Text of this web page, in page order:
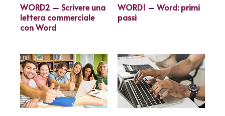
WORD2 – Scrivere una
lettera commerciale
con Word
WORD1 – Word: primi
passi